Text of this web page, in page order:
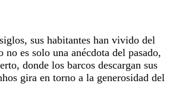
sus habitantes han vivido del
es solo una anécdota del pasado,
donde los barcos descargan sus
gira en torno a la generosidad del